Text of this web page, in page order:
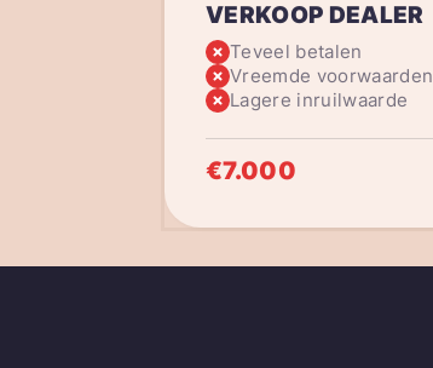
VERKOOP DEALER
Teveel betalen
Vreemde voorwaarden
Lagere inruilwaarde
€7.000